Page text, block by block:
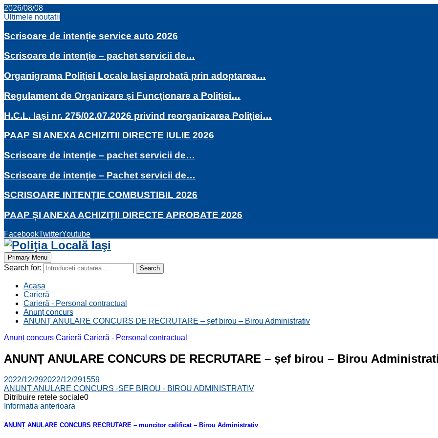
2026/08/08
Ultimele noutatii
Scrisoare de intenție service auto 2026
Scrisoare de intenție – pachet servicii de…
Organigrama Poliției Locale Iași aprobată prin adoptarea…
Regulament de Organizare și Funcționare a Poliției…
H.C.L. Iași nr. 275/02.07.2026 privind reorganizarea Poliției…
PAAP SI ANEXA ACHIZITII DIRECTE IULIE 2026
Scrisoare de intenție – pachet servicii de…
Scrisoare de intenție – Pachet servicii de…
SCRISOARE INTENȚIE COMBUSTIBIL 2026
PAAP ȘI ANEXA ACHIZIȚII DIRECTE APROBATE 2026
FacebookTwitterYoutube
Primary Menu
Search for: Search
Acasa
Carieră
Carieră - Personal contractual
Anunț concurs
ANUNȚ ANULARE CONCURS DE RECRUTARE – șef birou – Birou Administrativ
Anunț concurs Carieră Carieră - Personal contractual
ANUNȚ ANULARE CONCURS DE RECRUTARE – șef birou – Birou
2022/12/292022/12/291559
ANUNT ANULARE CONCURS -SEF BIROU - BIROU ADMINISTRATIV
Ditribuire retele sociale0
Informatia anterioara
ANUNȚ ANULARE CONCURS RECRUTARE – muncitor calificat – Birou Administrativ